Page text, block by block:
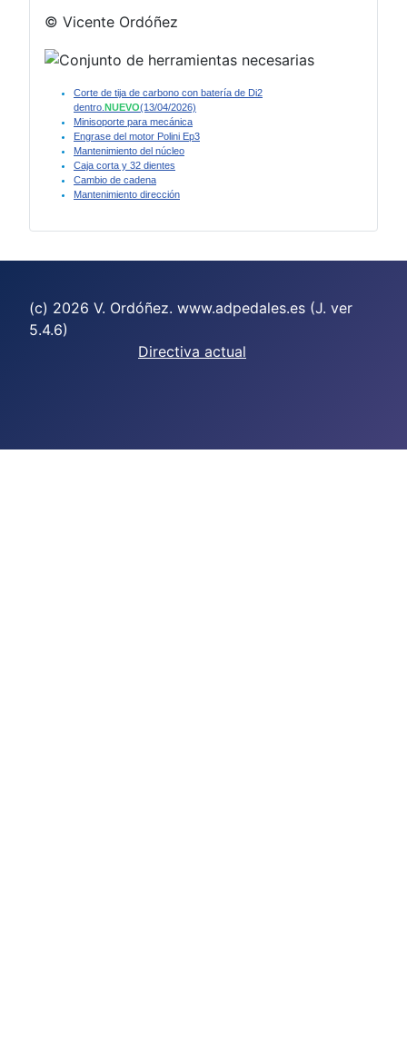
© Vicente Ordóñez
Corte de tija de carbono con batería de Di2
dentro. NUEVO(13/04/2026)
Minisoporte para mecánica
Engrase del motor Polini Ep3
Mantenimiento del núcleo
Caja corta y 32 dientes
Cambio de cadena
Mantenimiento dirección
(c) 2026 V. Ordóñez. www.adpedales.es (J. ver
5.4.6)
Directiva actual